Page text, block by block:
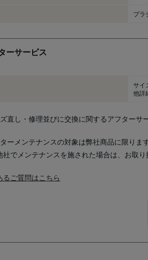
プラ
ーサービス
サイ
他詳
直し・修理並びに交換に関するアフターサ
ーメンテナンスの対象は弊社商品に限りま
社でメンテナンスを施された場合は、お取
るご質問はこちら